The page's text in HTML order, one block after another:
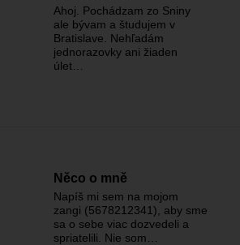
Ahoj. Pochádzam zo Sniny
ale bývam a študujem v
Bratislave. Nehľadám
jednorazovky ani žiaden
úlet…
Něco o mně
Napíš mi sem na mojom
zangi (5678212341), aby sme
sa o sebe viac dozvedeli a
spriatelili. Nie som…